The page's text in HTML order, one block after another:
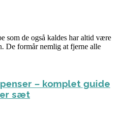
som de også kaldes har altid være
De formår nemlig at fjerne alle
– komplet guide
sæt